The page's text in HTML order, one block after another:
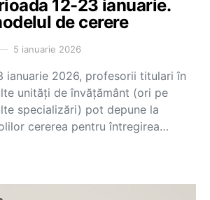
12-23 ianuarie.
de cerere
5 ianuarie 2026
ianuarie 2026, profesorii titulari în
unități de învățământ (ori pe
specializări) pot depune la
cererea pentru întregirea…